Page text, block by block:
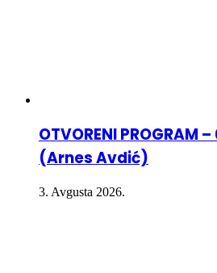
OTVORENI PROGRAM
(Arnes Avdić)
3. Avgusta 2026.